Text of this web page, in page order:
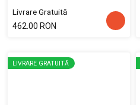
Livrare Gratuită
462.00 RON
LIVRARE GRATUITĂ